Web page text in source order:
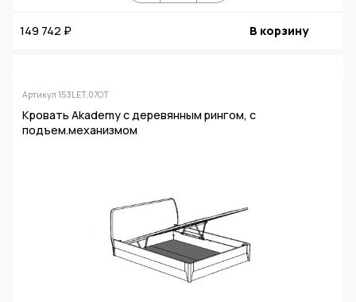
149 742 ₽ В корзину
Артикул 153LET.07OT
Кровать Akademy с деревянным рингом, с
подъем.механизмом